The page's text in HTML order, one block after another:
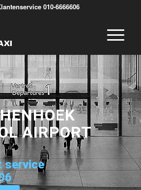
010-6666606
AIRPORT
service